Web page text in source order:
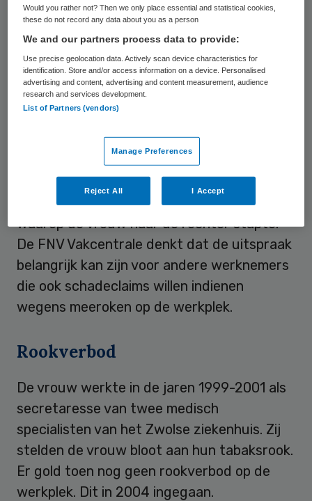
astmatische aandoening dusdanig
verergerd dat ze geheel arbeidsongeschikt
raakte.
Algemeen belang
De secretaresse, die astmapatiënt is, heeft
vanaf het begin geklaagd over de rook. In
2001 raakte ze arbeidsongeschikt. Twee
jaar later werd haar contract beëindigd,
waarop de vrouw naar de rechter stapte.
De FNV Vakcentrale denkt dat de uitspraak
belangrijk kan zijn voor andere werknemers
die ook schadeclaims willen indienen
wegens meeroken op de werkplek.
Rookverbod
De vrouw werkte in de jaren 1999-2001 als
secretaresse van twee medisch
specialisten van het Zwolse ziekenhuis. Zij
stelden de vrouw bloot aan hun tabaksrook.
Er gold toen nog geen rookverbod op de
werkplek. Dit in 2004 ingegaan.
Would you rather not? Then we only place essential and statistical cookies,
these do not record any data about you as a person
We and our partners process data to provide:
Use precise geolocation data. Actively scan device characteristics for
identification. Store and/or access information on a device. Personalised
advertising and content, advertising and content measurement, audience
research and services development.
List of Partners (vendors)
Manage Preferences
Reject All I Accept